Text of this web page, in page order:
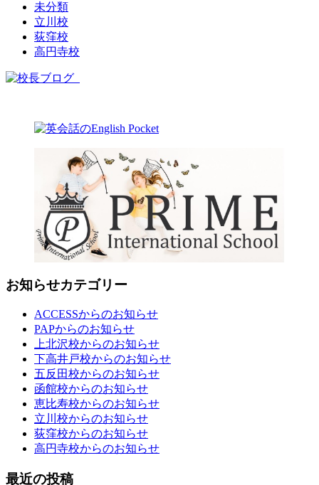
未分類
立川校
荻窪校
高円寺校
お知らせカテゴリー
ACCESSからのお知らせ
PAPからのお知らせ
上北沢校からのお知らせ
下高井戸校からのお知らせ
五反田校からのお知らせ
函館校からのお知らせ
恵比寿校からのお知らせ
立川校からのお知らせ
荻窪校からのお知らせ
高円寺校からのお知らせ
最近の投稿